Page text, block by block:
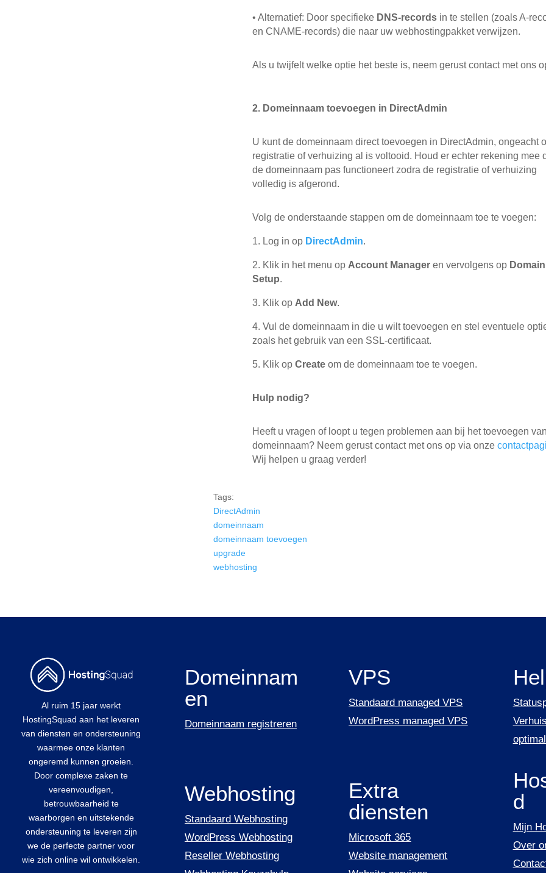
• Alternatief: Door specifieke DNS-records in te stellen (zoals A-
en CNAME-records) die naar uw webhostingpakket verwijzen.
Als u twijfelt welke optie het beste is, neem gerust contact met ons
2. Domeinnaam toevoegen in DirectAdmin
U kunt de domeinnaam direct toevoegen in DirectAdmin, ongeacht
registratie of verhuizing al is voltooid. Houd er echter rekening mee
de domeinnaam pas functioneert zodra de registratie of verhuizing
volledig is afgerond.
Volg de onderstaande stappen om de domeinnaam toe te voegen:
1. Log in op DirectAdmin.
2. Klik in het menu op Account Manager en vervolgens op Domain
Setup.
3. Klik op Add New.
4. Vul de domeinnaam in die u wilt toevoegen en stel eventuele
zoals het gebruik van een SSL-certificaat.
5. Klik opCreate om de domeinnaam toe te voegen.
Hulp nodig?
Heeft u vragen of loopt u tegen problemen aan bij het toevoegen
domeinnaam? Neem gerust contact met ons op via onze
Wij helpen u graag verder!
Tags:
DirectAdmin
domeinnaam
domeinnaam toevoegen
upgrade
webhosting
Al ruim 15 jaar werkt
HostingSquad aan het leveren
van diensten en ondersteuning
waarmee onze klanten
ongeremd kunnen groeien.
Door complexe zaken te
vereenvoudigen,
betrouwbaarheid te
waarborgen en uitstekende
ondersteuning te leveren zijn
we de perfecte partner voor
wie zich online wil ontwikkelen.
Domeinnam
en
Domeinnaam registreren
Webhosting
Standaard Webhosting
WordPress Webhosting
Reseller Webhosting
VPS
Standaard managed VPS
WordPress managed VPS
Extra
diensten
Microsoft 365
Website management
d
Mijn
Over